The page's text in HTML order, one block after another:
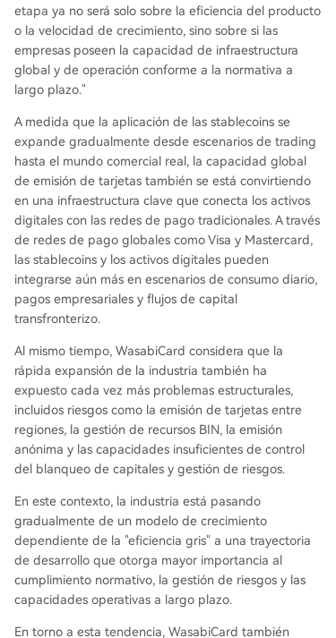
etapa ya no será solo sobre la eficiencia del producto
o la velocidad de crecimiento, sino sobre si las
empresas poseen la capacidad de infraestructura
global y de operación conforme a la normativa a
largo plazo."
A medida que la aplicación de las stablecoins se
expande gradualmente desde escenarios de trading
hasta el mundo comercial real, la capacidad global
de emisión de tarjetas también se está convirtiendo
en una infraestructura clave que conecta los activos
digitales con las redes de pago tradicionales. A través
de redes de pago globales como Visa y Mastercard,
las stablecoins y los activos digitales pueden
integrarse aún más en escenarios de consumo diario,
pagos empresariales y flujos de capital
transfronterizo.
Al mismo tiempo, WasabiCard considera que la
rápida expansión de la industria también ha
expuesto cada vez más problemas estructurales,
incluidos riesgos como la emisión de tarjetas entre
regiones, la gestión de recursos BIN, la emisión
anónima y las capacidades insuficientes de control
del blanqueo de capitales y gestión de riesgos.
En este contexto, la industria está pasando
gradualmente de un modelo de crecimiento
dependiente de la "eficiencia gris" a una trayectoria
de desarrollo que otorga mayor importancia al
cumplimiento normativo, la gestión de riesgos y las
capacidades operativas a largo plazo.
En torno a esta tendencia, WasabiCard también